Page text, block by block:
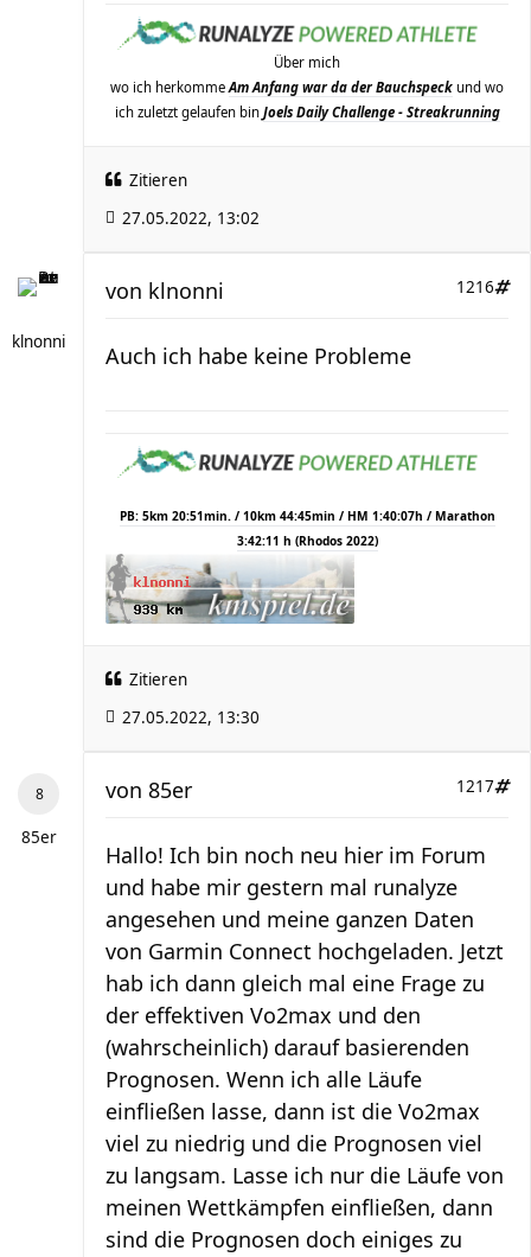
Über mich
wo ich herkomme Am Anfang war da der Bauchspeck und wo
ich zuletzt gelaufen bin Joels Daily Challenge - Streakrunning
Zitieren
27.05.2022, 13:02
klnonni
1216
von klnonni
Auch ich habe keine Probleme
PB: 5km 20:51min. / 10km 44:45min / HM 1:40:07h / Marathon
3:42:11 h (Rhodos 2022)
Zitieren
27.05.2022, 13:30
85er
1217
von 85er
Hallo! Ich bin noch neu hier im Forum
und habe mir gestern mal runalyze
angesehen und meine ganzen Daten
von Garmin Connect hochgeladen. Jetzt
hab ich dann gleich mal eine Frage zu
der effektiven Vo2max und den
(wahrscheinlich) darauf basierenden
Prognosen. Wenn ich alle Läufe
einfließen lasse, dann ist die Vo2max
viel zu niedrig und die Prognosen viel
zu langsam. Lasse ich nur die Läufe von
meinen Wettkämpfen einfließen, dann
sind die Prognosen doch einiges zu